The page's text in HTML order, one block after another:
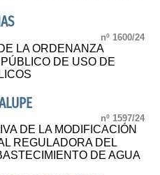
nº 1600/24
LA ORDENANZA
DE USO DE
nº 1597/24
DE LA MODIFICACIÓN
REGULADORA DEL
DE AGUA